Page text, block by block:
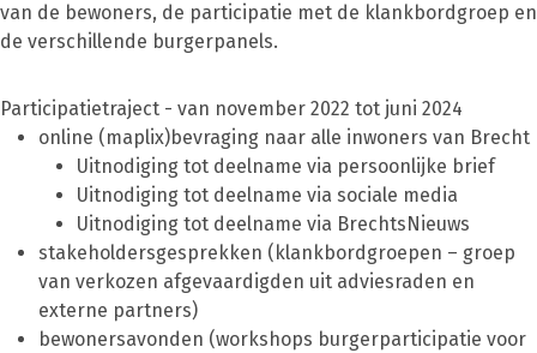
van de bewoners, de participatie met de klankbordgroep en
de verschillende burgerpanels.
Participatietraject - van november 2022 tot juni 2024
online (maplix)bevraging naar alle inwoners van Brecht
Uitnodiging tot deelname via persoonlijke brief
Uitnodiging tot deelname via sociale media
Uitnodiging tot deelname via BrechtsNieuws
stakeholdersgesprekken (klankbordgroepen – groep
van verkozen afgevaardigden uit adviesraden en
externe partners)
bewonersavonden (workshops burgerparticipatie voor